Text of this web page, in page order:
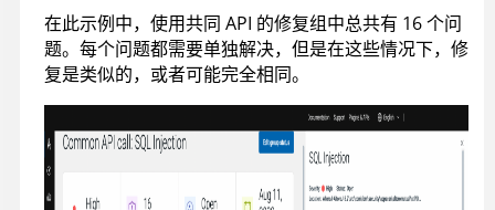
在此示例中，使用共同 API 的修复组中总共有 16 个问
题。每个问题都需要单独解决，但是在这些情况下，修
复是类似的，或者可能完全相同。